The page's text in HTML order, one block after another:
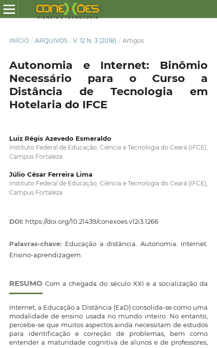
INÍCIO / ARQUIVOS / V. 12 N. 3 (2018) / Artigos
Autonomia e Internet: Binômio
Necessário para o Curso a
Distância de Tecnologia em
Hotelaria do IFCE
Luiz Régis Azevedo Esmeraldo
Instituto Federal de Educação, Ciência e Tecnologia do Ceará (IFCE),
Campus Fortaleza
Júlio César Ferreira Lima
Instituto Federal de Educação, Ciência e Tecnologia do Ceará (IFCE),
Campus Fortaleza
DOI: https://doi.org/10.21439/conexoes.v12i3.1266
Palavras-chave: Educação a distância. Autonomia. Internet.
Ensino-aprendizagem.
RESUMO Com a chegada do século XXI e a socialização da
Internet, a Educação a Distância (EaD) consolida-se como uma
modalidade de ensino usada no mundo inteiro. No entanto,
percebe-se que muitos aspectos ainda necessitam de estudos
para identificação e correção de problemas, bem como
entender a maturidade cognitiva de alunos e de professores,